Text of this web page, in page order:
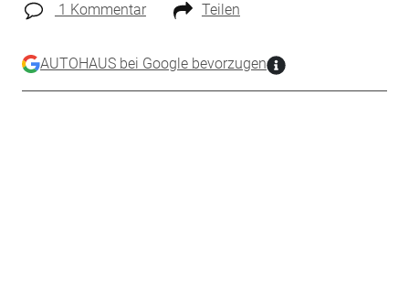
1 Kommentar Teilen
AUTOHAUS bei Google bevorzugen